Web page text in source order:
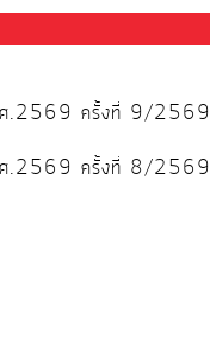
พ.ศ.2569 ครั้งที่ 9/2569
พ.ศ.2569 ครั้งที่ 8/2569